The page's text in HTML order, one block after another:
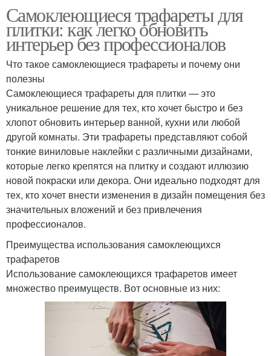
Самоклеющиеся трафареты для
плитки: как легко обновить
интерьер без профессионалов
Что такое самоклеющиеся трафареты и почему они
полезны
Самоклеющиеся трафареты для плитки — это
уникальное решение для тех, кто хочет быстро и без
хлопот обновить интерьер ванной, кухни или любой
другой комнаты. Эти трафареты представляют собой
тонкие виниловые наклейки с различными дизайнами,
которые легко крепятся на плитку и создают иллюзию
новой покраски или декора. Они идеально подходят для
тех, кто хочет внести изменения в дизайн помещения без
значительных вложений и без привлечения
профессионалов.
Преимущества использования самоклеющихся
трафаретов
Использование самоклеющихся трафаретов имеет
множество преимуществ. Вот основные из них: